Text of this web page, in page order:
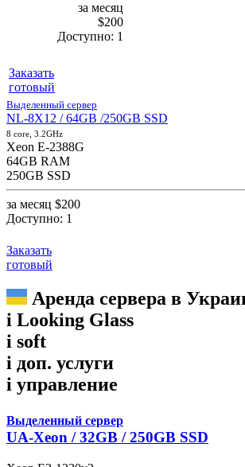
за месяц
$200
Доступно: 1
Заказать
готовый
Выделенный сервер
NL-8X12 / 64GB /250GB SSD
8 core, 3.2GHz
Xeon E-2388G
64GB RAM
250GB SSD
за месяц $200
Доступно: 1
Заказать
готовый
Аренда сервера в
i Looking Glass
i soft
i доп. услуги
i управление
Выделенный сервер
UA-Xeon / 32GB / 250GB SSD